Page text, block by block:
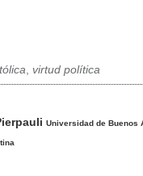
, virtud política
Universidad de Buenos